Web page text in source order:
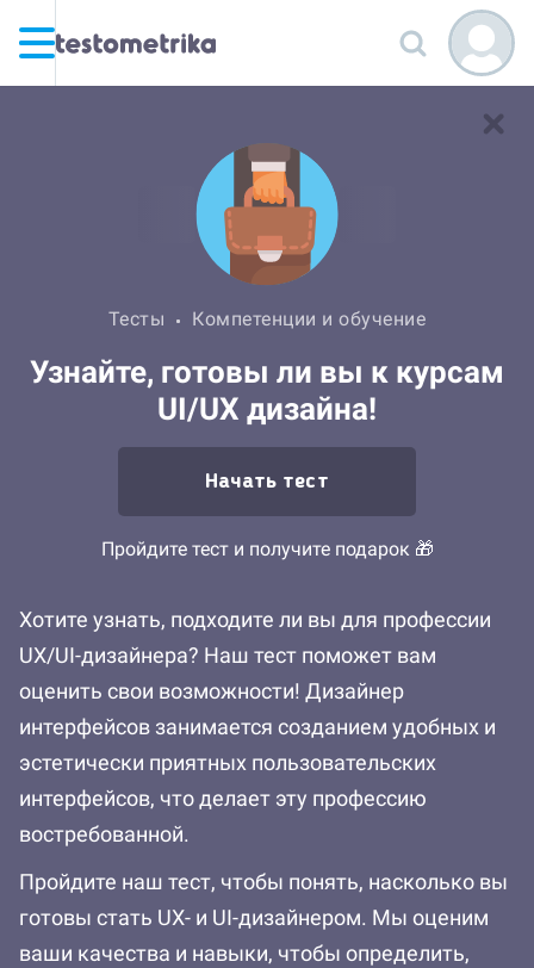
Тесты Компетенции и обучение
Узнайте, готовы ли вы к курсам
UI/UX дизайна!
Начать тест
Пройдите тест и получите подарок 🎁
Хотите узнать, подходите ли вы для профессии
UX/UI-дизайнера? Наш тест поможет вам
оценить свои возможности! Дизайнер
интерфейсов занимается созданием удобных и
эстетически приятных пользовательских
интерфейсов, что делает эту профессию
востребованной.
Пройдите наш тест, чтобы понять, насколько вы
готовы стать UX- и UI-дизайнером. Мы оценим
ваши качества и навыки, чтобы определить,